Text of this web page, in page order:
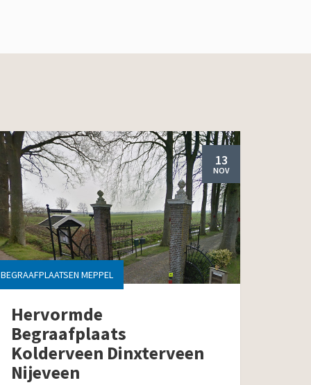
13
NOV
BEGRAAFPLAATSEN MEPPEL
Hervormde
Begraafplaats
Kolderveen Dinxterveen
Nijeveen